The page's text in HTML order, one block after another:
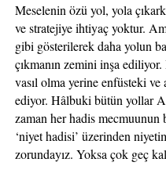
Meselenin özü yol, yola
ve stratejiye ihtiyaç yoktur.
gibi gösterilerek daha yolun
çıkmanın zemini inşa
vasıl olma yerine enfüsteki
ediyor. Hâlbuki bütün yollar
zaman her hadis mecmuunun
‘niyet hadisi’ üzerinden
zorundayız. Yoksa çok geç